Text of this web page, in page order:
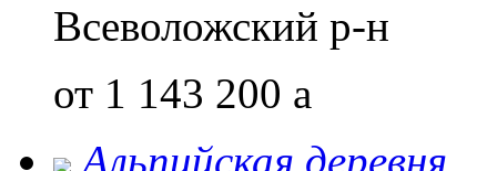
Всеволожский р-н
от 1 143 200 a
Альпийская деревня